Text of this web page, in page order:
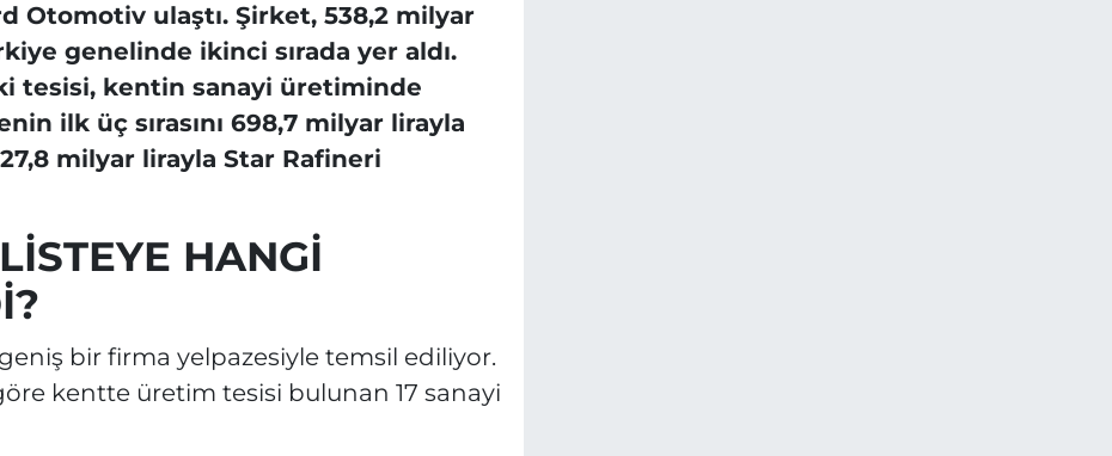
Otomotiv ulaştı. Şirket, 538,2 milyar
genelinde ikinci sırada yer aldı.
tesisi, kentin sanayi üretiminde
ilk üç sırasını 698,7 milyar lirayla
milyar lirayla Star Rafineri
HANGİ
bir firma yelpazesiyle temsil ediliyor.
kentte üretim tesisi bulunan 17 sanayi